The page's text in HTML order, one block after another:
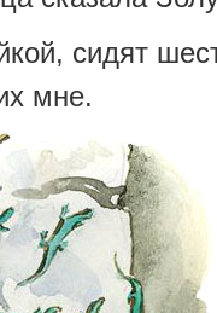
сидят
мне.